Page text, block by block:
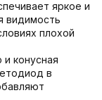
яркое и
видимость
плохой
конусная
в